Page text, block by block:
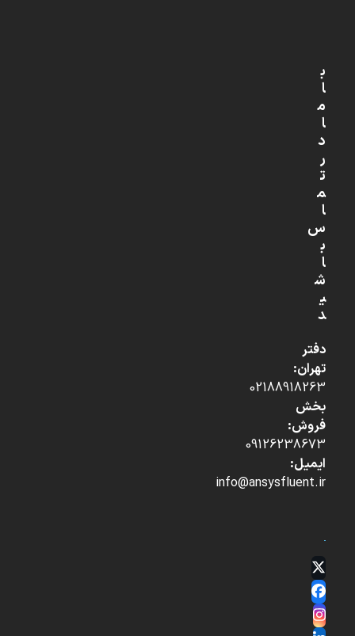
ب
ا
م
ا
د
ر
ت
م
ا
س
ب
ا
ش
ی
د
دفتر
تهران:
02188918263
بخش
فروش:
09126238673
ایمیل:
info@ansysfluent.ir
Twitter
(deprecated)
Facebook
Instagram